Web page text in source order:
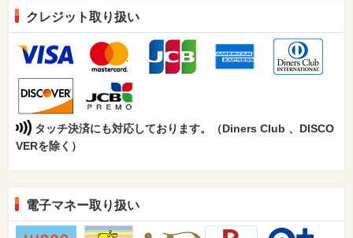
クレジット取り扱い
タッチ決済にも対応しております。（Diners Club 、DISCO
VERを除く）
電子マネー取り扱い